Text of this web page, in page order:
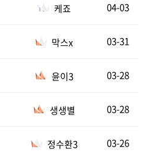
케죠 04-03
막스x 03-31
윤이3 03-28
생생별 03-28
정수환3 03-26